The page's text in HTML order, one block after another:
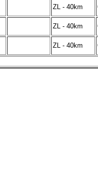
ZL - 40km
ZL - 40km
ZL - 40km